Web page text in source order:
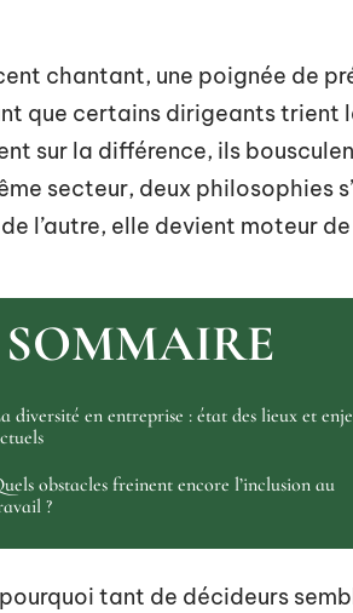
chantant, une poignée de
que certains dirigeants trient
sur la différence, ils
secteur, deux philosophies
l’autre, elle devient moteur
SOMMAIRE
diversité en entreprise : état des lieux et
obstacles freinent encore l’inclusion au
?
tant de décideurs